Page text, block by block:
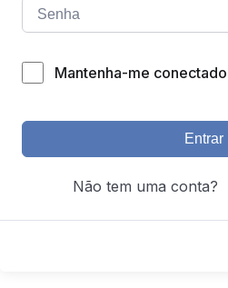
Mantenha-me conectado
Entrar
Não tem uma conta?